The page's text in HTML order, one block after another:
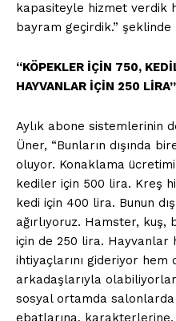
kapasiteyle hizmet verdik
bayram geçirdik.” şeklinde
“KÖPEKLER İÇİN 750,
HAYVANLAR İÇİN 250 LİRA”
Aylık abone sistemlerinin
Üner, “Bunların dışında
oluyor. Konaklama
kediler için 500 lira. Kreş
kedi için 400 lira. Bunun
ağırlıyoruz. Hamster, kuş,
için de 250 lira. Hayvanlar
ihtiyaçlarını gideriyor hem
arkadaşlarıyla
sosyal ortamda
ebatlarına,